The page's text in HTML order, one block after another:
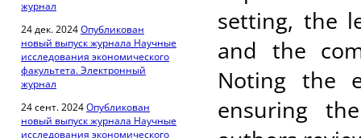
журнал
24 дек. 2024Опубликован
новый выпуск журнала Научные
исследования экономического
факультета. Электронный
журнал
24 сент. 2024Опубликован
новый выпуск журнала Научные
исследования экономического
setting, the
and the
Noting the
ensuring